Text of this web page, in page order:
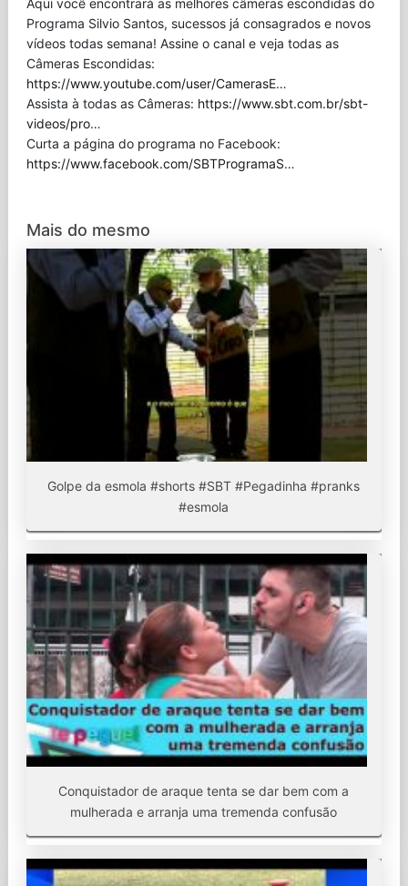
Aqui você encontrará as melhores câmeras escondidas do
Programa Silvio Santos, sucessos já consagrados e novos
vídeos todas semana! Assine o canal e veja todas as
Câmeras Escondidas:
https://www.youtube.com/user/CamerasE…
Assista à todas as Câmeras: https://www.sbt.com.br/sbt-
videos/pro…
Curta a página do programa no Facebook:
https://www.facebook.com/SBTProgramaS…
Mais do mesmo
Golpe da esmola #shorts #SBT #Pegadinha #pranks
#esmola
Conquistador de araque tenta se dar bem com a
mulherada e arranja uma tremenda confusão